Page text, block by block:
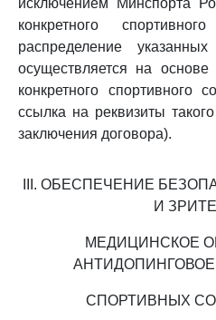
исключением Минспорта
конкретного
распределение
осуществляется на
конкретного спортивного
ссылка на реквизиты
заключения договора).
III. ОБЕСПЕЧЕНИЕ
И
МЕДИЦИНСКОЕ
СПОРТИВНЫХ